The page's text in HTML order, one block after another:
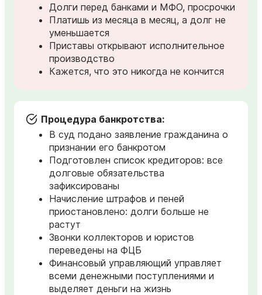
Долги перед банками и МФО, просрочки
Платишь из месяца в месяц, а долг не
уменьшается
Приставы открывают исполнительное
производство
Кажется, что это никогда не кончится
Процедура банкротства:
В суд подано заявление гражданина о
признании его банкротом
Подготовлен список кредиторов: все
долговые обязательства
зафиксированы
Начисление штрафов и пеней
приостановлено: долги больше не
растут
Звонки коллекторов и юристов
переведены на ФЦБ
Финансовый управляющий управляет
всеми денежными поступлениями и
выделяет деньги на жизнь